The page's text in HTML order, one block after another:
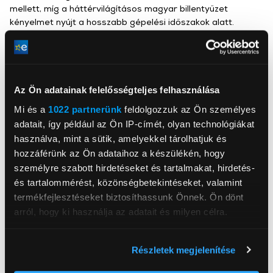
Az Ön adatainak felelősségteljes felhasználása
Mi és a 1022 partnerünk feldolgozzuk az Ön személyes
adatait, így például az Ön IP-címét, olyan technológiákat
használva, mint a sütik, amelyekkel tárolhatjuk és
hozzáférünk az Ön adataihoz a készülékén, hogy
személyre szabott hirdetéseket és tartalmakat, hirdetés-
és tartalommérést, közönségbetekintéseket, valamint
termékfejlesztéseket biztosíthassunk Önnek. Ön dönt
arról, hogy ki használja az adatait és milyen célra.
Részletek megjelenítése
Lenovo Slovakia
811 09, Bratislava, Landererova 12
Processzor
AMD Ryzen™ 7 7735HS
processzor
Operációs rendszer
Windows 11 Pro
Memória mérete RAM
16 GB
AMD Radeon™ 680M
mellett, míg a háttérvilágításos magyar billentyűzet
kényelmet nyújt a hosszabb gépelési időszakok alatt.